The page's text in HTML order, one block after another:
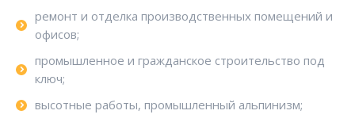
ремонт и отделка производственных помещений и
офисов;
промышленное и гражданское строительство под
ключ;
высотные работы, промышленный альпинизм;